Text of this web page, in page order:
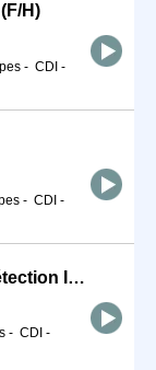
H)
- CDI -
- CDI -
Technicien de maintenance SSI - Détection Incendie (F/H)
- CDI -